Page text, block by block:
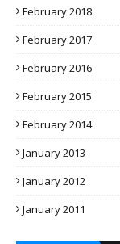
February 2018
February 2017
February 2016
February 2015
February 2014
January 2013
January 2012
January 2011